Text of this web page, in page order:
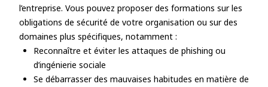
l’entreprise. Vous pouvez proposer des formations sur les
obligations de sécurité de votre organisation ou sur des
domaines plus spécifiques, notamment :
Reconnaître et éviter les attaques de phishing ou
d’ingénierie sociale
Se débarrasser des mauvaises habitudes en matière de